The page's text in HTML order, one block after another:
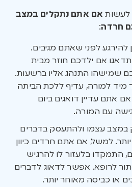
לעשות אם אתם נתקלים במצב
חרדה:
להירגע לפני שאתם מגיבים.
אם ילדכם חוזר מבית
שמישהו התנהג אליו ברשעות.
למורה, עדיף ללכת הביתה
אתם עדיין דואגים ביום
עם המורה.
במצב עצמו ולהתעסק בדברים
למשל, אם אתם חרדים כיוון
התמקדו בלעזור לו להרגיש
תור לרופא. אפשר לדאוג לדברים
או כביסה מאוחר יותר.